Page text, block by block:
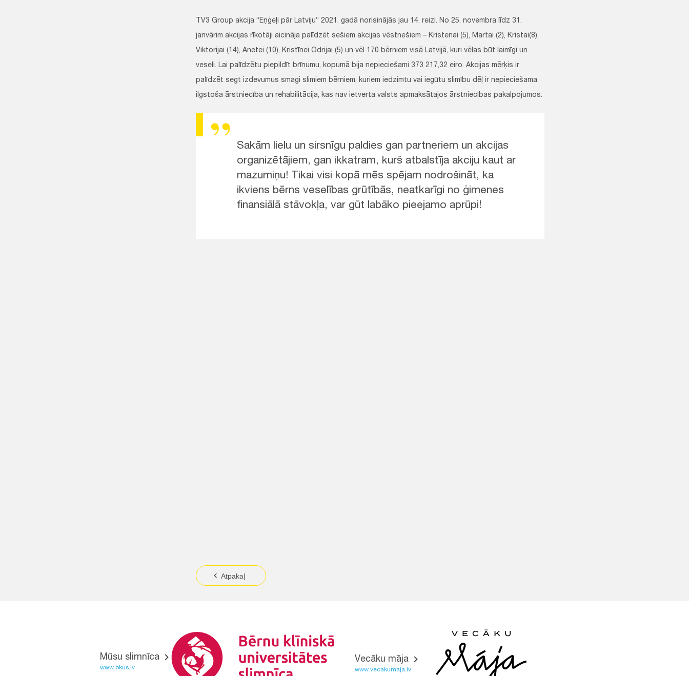
TV3 Group akcija “Eņģeļi pār Latviju” 2021. gadā norisinājās jau 14. reizi. No 25. novembra līdz 31.
janvārim akcijas rīkotāji aicināja palīdzēt sešiem akcijas vēstnešiem – Kristenai (5), Martai (2), Kristai(8),
Viktorijai (14), Anetei (10), Kristīnei Odrijai (5) un vēl 170 bērniem visā Latvijā, kuri vēlas būt laimīgi un
veseli. Lai palīdzētu piepildīt brīnumu, kopumā bija nepieciešami 373 217,32 eiro. Akcijas mērķis ir
palīdzēt segt izdevumus smagi slimiem bērniem, kuriem iedzimtu vai iegūtu slimību dēļ ir nepieciešama
ilgstoša ārstniecība un rehabilitācija, kas nav ietverta valsts apmaksātajos ārstniecības pakalpojumos.
Sakām lielu un sirsnīgu paldies gan partneriem un akcijas
organizētājiem, gan ikkatram, kurš atbalstīja akciju kaut ar
mazumiņu! Tikai visi kopā mēs spējam nodrošināt, ka
ikviens bērns veselības grūtībās, neatkarīgi no ģimenes
finansiālā stāvokļa, var gūt labāko pieejamo aprūpi!
Atpakaļ
Mūsu slimnīca
www.bkus.lv
Vecāku māja
www.vecakumaja.lv